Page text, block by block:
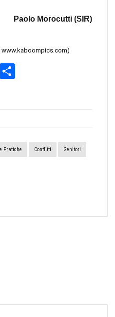
Paolo Morocutti (SIR)
www.kaboompics.com)
Email
Pratiche Conflitti Genitori